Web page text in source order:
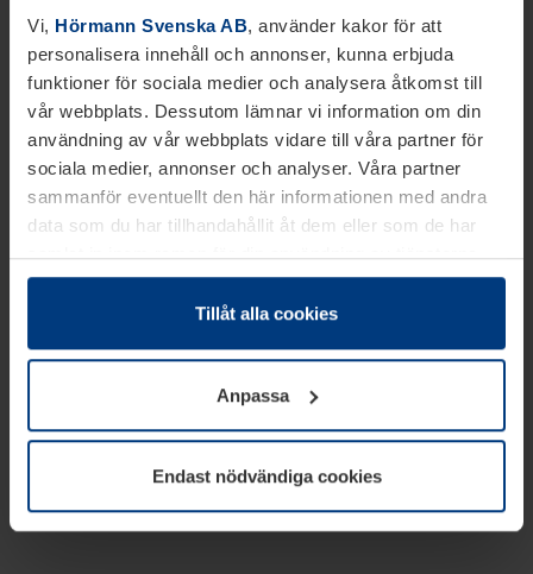
Vi, Hörmann Svenska AB, använder kakor för att
personalisera innehåll och annonser, kunna erbjuda
funktioner för sociala medier och analysera åtkomst till
vår webbplats. Dessutom lämnar vi information om din
användning av vår webbplats vidare till våra partner för
sociala medier, annonser och analyser. Våra partner
sammanför eventuellt den här informationen med andra
data som du har tillhandahållit åt dem eller som de har
samlat in inom ramen för din användning av tjänsterna.
Juridiskt kan vi lagra kakor på din enhet, om de är
absolut nödvändiga för driften av den här webbplatsen.
godkännande kan du när som helst ändra eller återkalla i
informationen om kakor underDataskyddsförklaring
vår webbplats.
Tillåt alla cookies
Anpassa
Endast nödvändiga cookies